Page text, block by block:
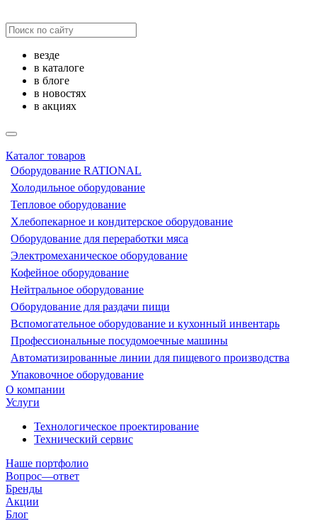
везде
в каталоге
в блоге
в новостях
в акциях
Каталог товаров
Оборудование RATIONAL
Холодильное оборудование
Тепловое оборудование
Хлебопекарное и кондитерское оборудование
Оборудование для переработки мяса
Электромеханическое оборудование
Кофейное оборудование
Нейтральное оборудование
Оборудование для раздачи пищи
Вспомогательное оборудование и кухонный инвентарь
Профессиональные посудомоечные машины
Автоматизированные линии для пищевого производства
Упаковочное оборудование
О компании
Услуги
Технологическое проектирование
Технический сервис
Наше портфолио
Вопрос—ответ
Бренды
Акции
Блог